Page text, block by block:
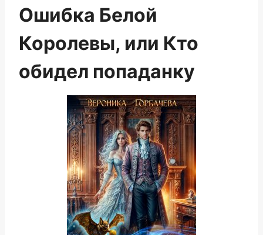
Ошибка Белой
Королевы, или Кто
обидел попаданку